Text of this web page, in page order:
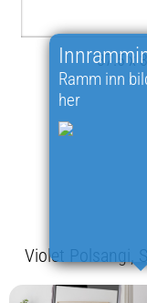
37.5 x
Ramm inn
her
Violet Polsangi,